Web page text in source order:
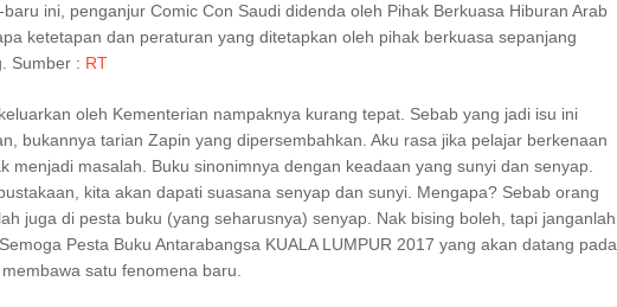
ini, penganjur Comic Con Saudi didenda oleh Pihak Berkuasa Hiburan Arab
ketetapan dan peraturan yang ditetapkan oleh pihak berkuasa sepanjang
Sumber : RT
oleh Kementerian nampaknya kurang tepat. Sebab yang jadi isu ini
bukannya tarian Zapin yang dipersembahkan. Aku rasa jika pelajar berkenaan
menjadi masalah. Buku sinonimnya dengan keadaan yang sunyi dan senyap.
kita akan dapati suasana senyap dan sunyi. Mengapa? Sebab orang
juga di pesta buku (yang seharusnya) senyap. Nak bising boleh, tapi janganlah
Pesta Buku Antarabangsa KUALA LUMPUR 2017 yang akan datang pada
satu fenomena baru.